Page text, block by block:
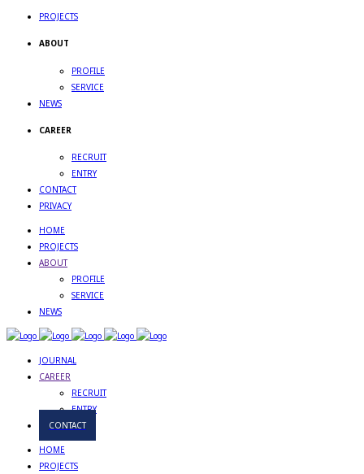
PROJECTS
ABOUT
PROFILE
SERVICE
NEWS
CAREER
RECRUIT
ENTRY
CONTACT
PRIVACY
HOME
PROJECTS
ABOUT
PROFILE
SERVICE
NEWS
JOURNAL
CAREER
RECRUIT
ENTRY
CONTACT
HOME
PROJECTS